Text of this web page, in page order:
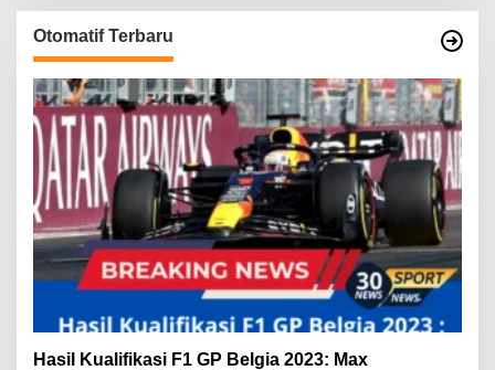
Otomatif Terbaru
Hasil Kualifikasi F1 GP Belgia 2023: Max